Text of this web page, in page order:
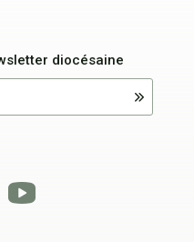
diocésaine